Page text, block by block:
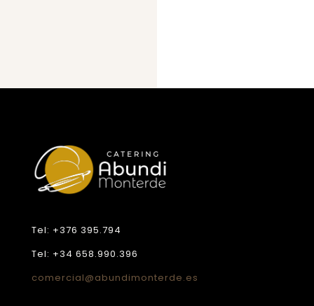
Tel: +376 395.794
Tel: +34 658.990.396
comercial@abundimonterde.es